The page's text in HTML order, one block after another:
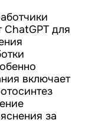
для
включает
за